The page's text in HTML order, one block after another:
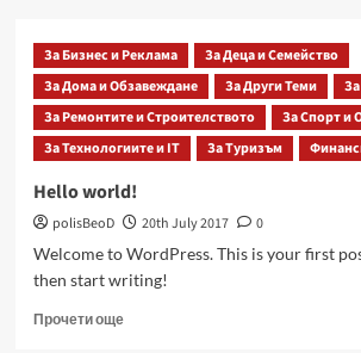
книги
за
децата
и
семейството
За Бизнес и Реклама
За Деца и Семейство
За Дома и Обзавеждане
За Други Теми
За Ремонтите и Строителството
За Спорт и
За Технологиите и IT
За Туризъм
Hello world!
polisBeoD 20th July 2017
0
Welcome to WordPress. This is your first
then start writing!
Прочети ощеRead